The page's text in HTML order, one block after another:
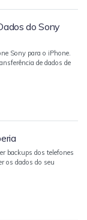
e dados do
única do
do Sony
Sony para o iPhone.
de dados de
backups dos telefones
os dados do seu